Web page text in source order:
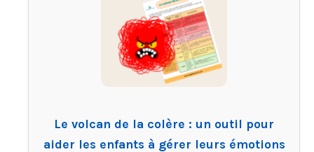
Le volcan de la colère : un outil pour
aider les enfants à gérer leurs émotions